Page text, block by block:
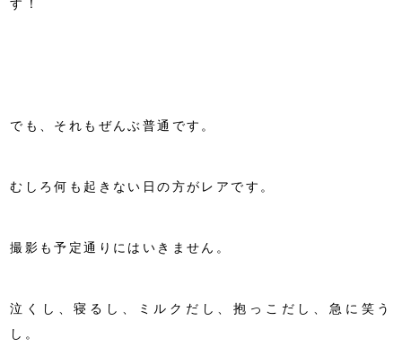
す！
でも、それもぜんぶ普通です。
むしろ何も起きない日の方がレアです。
撮影も予定通りにはいきません。
泣くし、寝るし、ミルクだし、抱っこだし、急に笑う
し。